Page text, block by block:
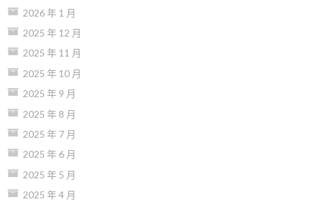
2026 年 1 月
2025 年 12 月
2025 年 11 月
2025 年 10 月
2025 年 9 月
2025 年 8 月
2025 年 7 月
2025 年 6 月
2025 年 5 月
2025 年 4 月